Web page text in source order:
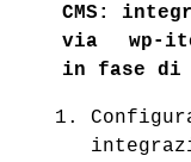
CMS:
via
wp-
in fase di